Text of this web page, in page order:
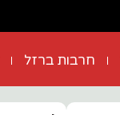
חרבות ברזל